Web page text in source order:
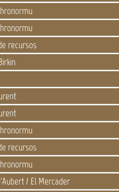
recursos
recursos
/ El Mercader